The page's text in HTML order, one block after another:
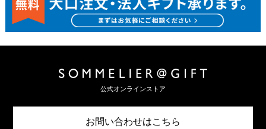
公式オンラインストア
お問い合わせはこちら